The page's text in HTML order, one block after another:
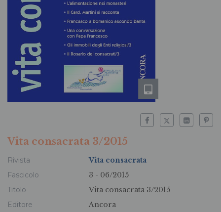
Vita consacrata 3/2015
Rivista
Vita consacrata
Fascicolo
3 - 06/2015
Titolo
Vita consacrata 3/2015
Editore
Ancora